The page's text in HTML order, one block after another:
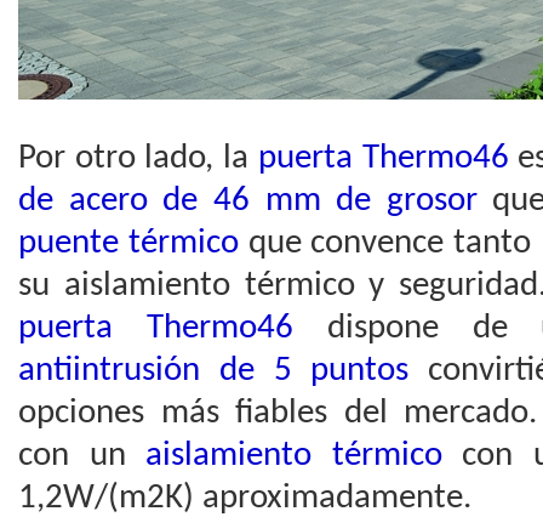
Por otro lado, la puerta Thermo46
de acero de 46 mm de grosor
puente térmicoque convence tanto
su aislamiento térmico y
puerta Thermo46 dispone
antiintrusión de 5 puntos
opciones más fiables del
con un aislamiento térmico con
1,2W/(m2K) aproximadamente.